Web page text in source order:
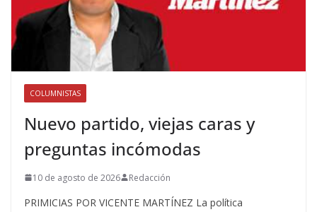
COLUMNISTAS
Nuevo partido, viejas caras y
preguntas incómodas
10 de agosto de 2026 Redacción
PRIMICIAS POR VICENTE MARTÍNEZ La política